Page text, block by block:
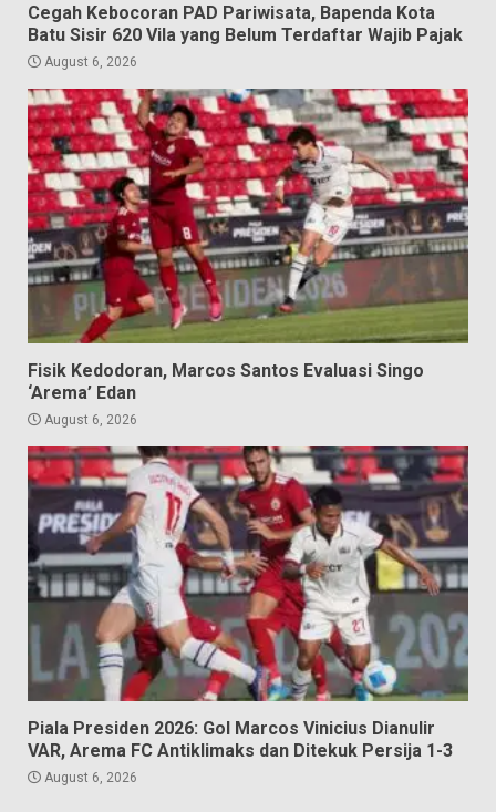
Cegah Kebocoran PAD Pariwisata, Bapenda Kota
Batu Sisir 620 Vila yang Belum Terdaftar Wajib Pajak
August 6, 2026
Fisik Kedodoran, Marcos Santos Evaluasi Singo
‘Arema’ Edan
August 6, 2026
Piala Presiden 2026: Gol Marcos Vinicius Dianulir
VAR, Arema FC Antiklimaks dan Ditekuk Persija 1-3
August 6, 2026